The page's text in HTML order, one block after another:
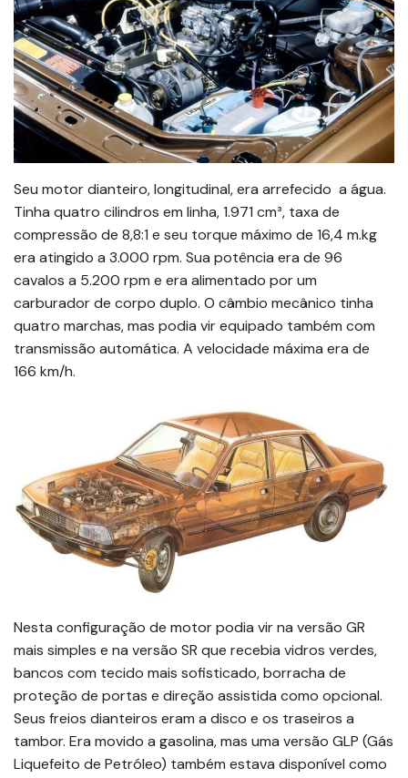
Seu motor dianteiro, longitudinal, era arrefecido a água.
Tinha quatro cilindros em linha, 1.971 cm³, taxa de
compressão de 8,8:1 e seu torque máximo de 16,4 m.kg
era atingido a 3.000 rpm. Sua potência era de 96
cavalos a 5.200 rpm e era alimentado por um
carburador de corpo duplo. O câmbio mecânico tinha
quatro marchas, mas podia vir equipado também com
transmissão automática. A velocidade máxima era de
166 km/h.
Nesta configuração de motor podia vir na versão GR
mais simples e na versão SR que recebia vidros verdes,
bancos com tecido mais sofisticado, borracha de
proteção de portas e direção assistida como opcional.
Seus freios dianteiros eram a disco e os traseiros a
tambor. Era movido a gasolina, mas uma versão GLP (Gás
Liquefeito de Petróleo) também estava disponível como